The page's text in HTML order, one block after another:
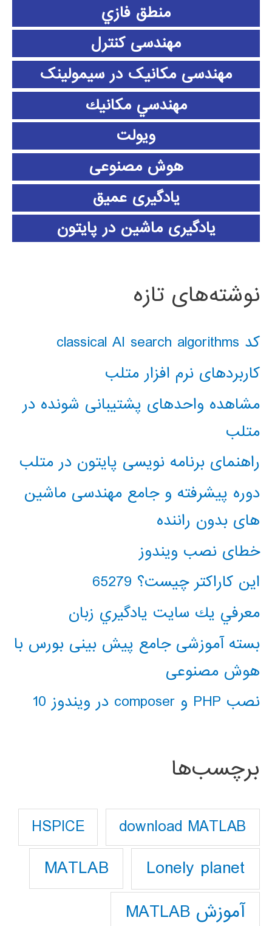
منطق فازي
مهندسی کنترل
مهندسی مکانیک در سیمولینک
مهندسي مكانيك
ویولت
هوش مصنوعی
یادگیری عمیق
یادگیری ماشین در پایتون
نوشته‌های تازه
کد classical AI search algorithms
کاربردهای نرم افزار متلب
مشاهده واحدهای پشتیبانی شونده در
متلب
راهنمای برنامه نویسی پایتون در متلب
دوره پیشرفته و جامع مهندسی ماشین
های بدون راننده
خطای نصب ویندوز
این کاراکتر چیست؟ 65279
معرفي يك سايت يادگيري زبان
بسته آموزشی جامع پیش بینی بورس با
هوش مصنوعی
نصب PHP و composer در ویندوز 10
برچسب‌ها
download MATLAB
HSPICE
Lonely planet
MATLAB
آموزش MATLAB